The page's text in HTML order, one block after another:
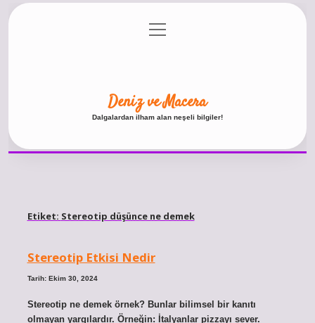
Gizlilik Politikası
menüyü
aç
Deniz ve Macera
Dalgalardan ilham alan neşeli bilgiler!
Etiket: Stereotip düşünce ne demek
Stereotip Etkisi Nedir
Tarih: Ekim 30, 2024
Stereotip ne demek örnek? Bunlar bilimsel bir kanıtı
olmayan yargılardır. Örneğin: İtalyanlar pizzayı sever.